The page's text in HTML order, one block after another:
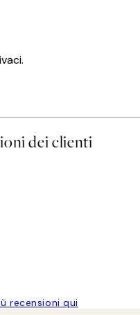
dei clienti
recensioni qui